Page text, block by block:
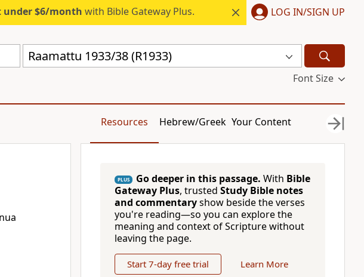
under $6/month with Bible Gateway Plus. LOG IN/SIGN UP
Raamattu 1933/38 (R1933)
Font Size
Resources Hebrew/Greek Your Content
PLUS Go deeper in this passage. With Bible
Gateway Plus, trusted Study Bible notes
and commentaryshow beside the verses
you're reading—so you can explore the
meaning and context of Scripture without
leaving the page.
Start 7-day free trial Learn More